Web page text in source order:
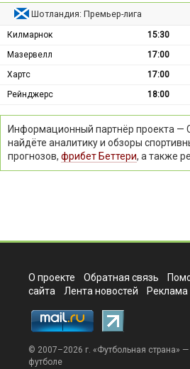
Шотландия: Премьер-лига
Килмарнок 15:30
Мазервелл
17:00
Хартс
17:00
Рейнджерс
18:00
Информационный партнёр проекта —
найдёте аналитику и обзоры
прогнозов, фрибет Беттери, а также
О проекте Обратная связь
сайта
Лента новостей Реклама
© 2007–2026 г. «Футбольная страна»
футболе